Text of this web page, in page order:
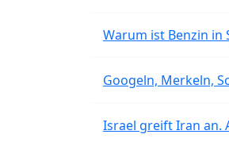
Warum ist Benzin in
Googeln, Merkeln,
Israel greift Iran an.